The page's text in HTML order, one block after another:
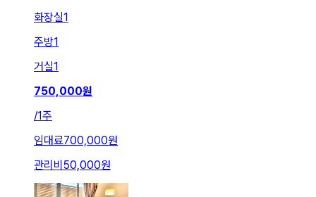
화장실1
주방1
거실1
750,000원
/1주
임대료700,000원
관리비 50,000원